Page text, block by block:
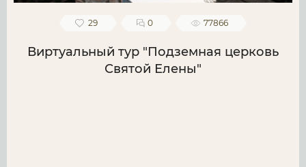
29 0 77866
Виртуальный тур "Подземная церковь
Святой Елены"